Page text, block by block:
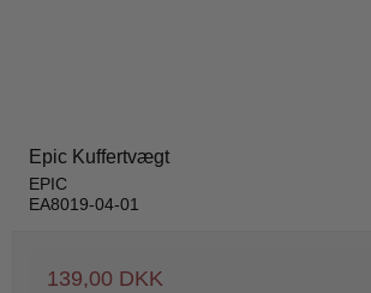
Epic Kuffertvægt
EPIC
EA8019-04-01
139,00 DKK